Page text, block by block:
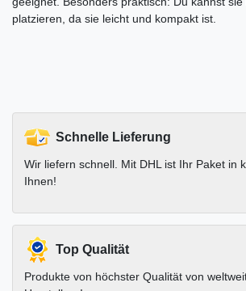
platzieren, da sie leicht und kompakt ist.
Schnelle Lieferung
Wir liefern schnell. Mit DHL ist Ihr Paket in
Ihnen!
Top Qualität
Produkte von höchster Qualität von